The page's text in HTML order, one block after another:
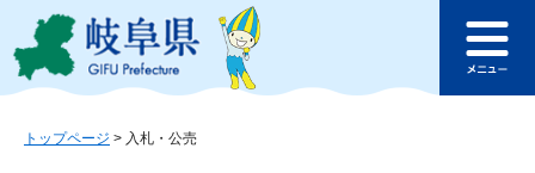
ジ
ュ
このページの本文へ
ュ
トップページ > 入札・公売